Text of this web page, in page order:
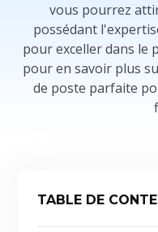
vous pourrez
possédant
pour exceller dans le
pour en savoir plus
de poste parfaite
TABLE DE